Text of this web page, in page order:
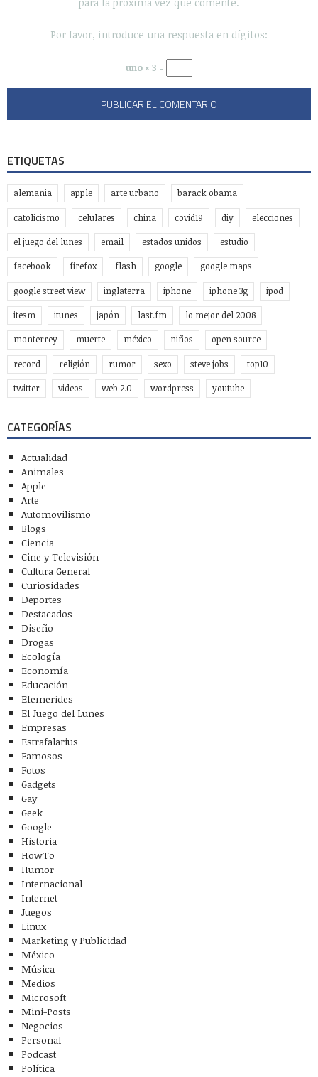
Por favor, introduce una respuesta en dígitos:
uno × 3 =
ETIQUETAS
alemania apple arte urbano barack obama
catolicismo celulares china covid19 diy elecciones
el juego del lunes email estados unidos estudio
facebook firefox flash google google maps
google street view inglaterra iphone iphone 3g ipod
itesm itunes japón last.fm lo mejor del 2008
monterrey muerte méxico niños open source
record religión rumor sexo steve jobs top10
twitter videos web 2.0 wordpress youtube
CATEGORÍAS
Actualidad
Animales
Apple
Arte
Automovilismo
Blogs
Ciencia
Cine y Televisión
Cultura General
Curiosidades
Deportes
Destacados
Diseño
Drogas
Ecología
Economía
Educación
Efemerides
El Juego del Lunes
Empresas
Estrafalarius
Famosos
Fotos
Gadgets
Gay
Geek
Google
Historia
HowTo
Humor
Internacional
Internet
Juegos
Linux
Marketing y Publicidad
México
Música
Medios
Microsoft
Mini-Posts
Negocios
Personal
Podcast
Política